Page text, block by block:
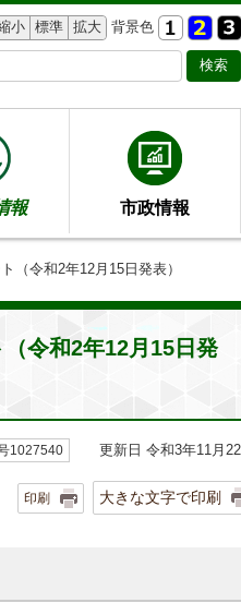
小 標準 拡大 背景色
報 市政情報
令和2年12月15日発表）
令和2年12月15日発
1027540 更新日 令和3年11月22
印刷 大きな文字で印刷